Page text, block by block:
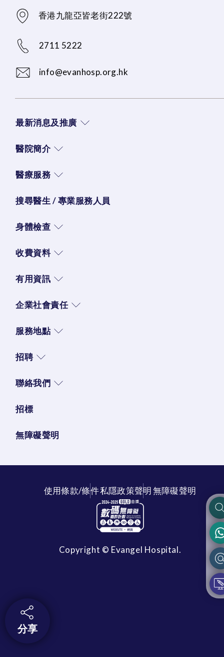
香港九龍亞皆老街222號
2711 5222
info@evanhosp.org.hk
最新消息及推廣
醫院簡介
醫療服務
搜尋醫生 / 專業服務人員
身體檢查
收費資料
有用資訊
企業社會責任
服務地點
招聘
聯絡我們
招標
無障礙聲明
使用條款/條件私隱政策聲明無障礙聲明
Copyright © Evangel Hospital.
分享